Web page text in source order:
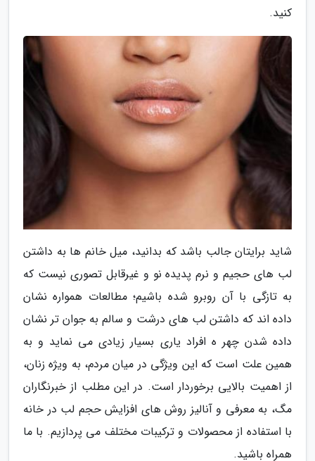
کنید.
شاید برایتان جالب باشد که بدانید، میل خانم ها به داشتن
لب های حجیم و نرم پدیده نو و غیرقابل تصوری نیست که
به تازگی با آن روبرو شده باشیم؛ مطالعات همواره نشان
داده اند که داشتن لب های درشت و سالم به جوان تر نشان
داده شدن چهر ه افراد یاری بسیار زیادی می نماید و به
همین علت است که این ویژگی در میان مردم، به ویژه زنان،
از اهمیت بالایی برخوردار است. در این مطلب از خبرنگاران
مگ، به معرفی و آنالیز روش های افزایش حجم لب در خانه
با استفاده از محصولات و ترکیبات مختلف می پردازیم. با ما
همراه باشید.